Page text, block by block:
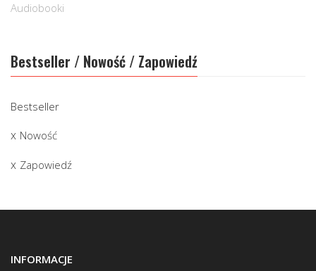
Audiobooki
Bestseller / Nowość / Zapowiedź
Bestseller
Nowość
Zapowiedź
INFORMACJE